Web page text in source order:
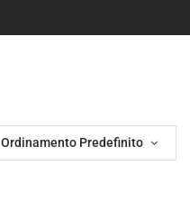
Ordinamento Predefinito